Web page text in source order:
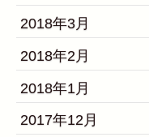
2018年3月
2018年2月
2018年1月
2017年12月